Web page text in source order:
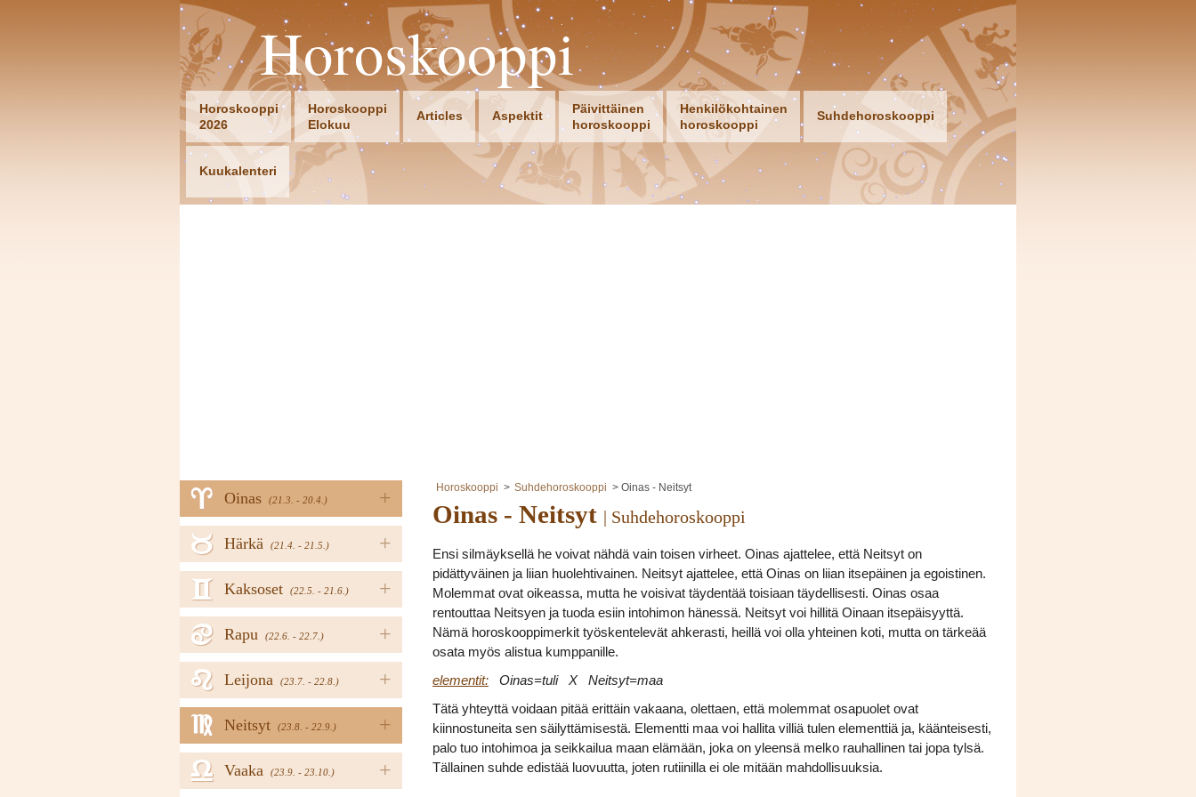
Horoskooppi
Horoskooppi
2026
Horoskooppi
Elokuu
Articles Aspektit
Päivittäinen
horoskooppi
Henkilökohtainen
horoskooppi
Suhdehoroskooppi
Kuukalenteri
+
Oinas (21.3. - 20.4.)
a
+
Härkä (21.4. - 21.5.)
b
+
Kaksoset (22.5. - 21.6.)
c
+
Rapu (22.6. - 22.7.)
d
+
Leijona (23.7. - 22.8.)
e
+
Neitsyt (23.8. - 22.9.)
f
+
Vaaka (23.9. - 23.10.)
g
Horoskooppi Suhdehoroskooppi Oinas - Neitsyt
Oinas - Neitsyt | Suhdehoroskooppi
Ensi silmäyksellä he voivat nähdä vain toisen virheet. Oinas ajattelee, että Neitsyt on
pidättyväinen ja liian huolehtivainen. Neitsyt ajattelee, että Oinas on liian itsepäinen ja egoistinen.
Molemmat ovat oikeassa, mutta he voisivat täydentää toisiaan täydellisesti. Oinas osaa
rentouttaa Neitsyen ja tuoda esiin intohimon hänessä. Neitsyt voi hillitä Oinaan itsepäisyyttä.
Nämä horoskooppimerkit työskentelevät ahkerasti, heillä voi olla yhteinen koti, mutta on tärkeää
osata myös alistua kumppanille.
elementit: Oinas=tuli X Neitsyt=maa
Tätä yhteyttä voidaan pitää erittäin vakaana, olettaen, että molemmat osapuolet ovat
kiinnostuneita sen säilyttämisestä. Elementti maa voi hallita villiä tulen elementtiä ja, käänteisesti,
palo tuo intohimoa ja seikkailua maan elämään, joka on yleensä melko rauhallinen tai jopa tylsä.
Tällainen suhde edistää luovuutta, joten rutiinilla ei ole mitään mahdollisuuksia.